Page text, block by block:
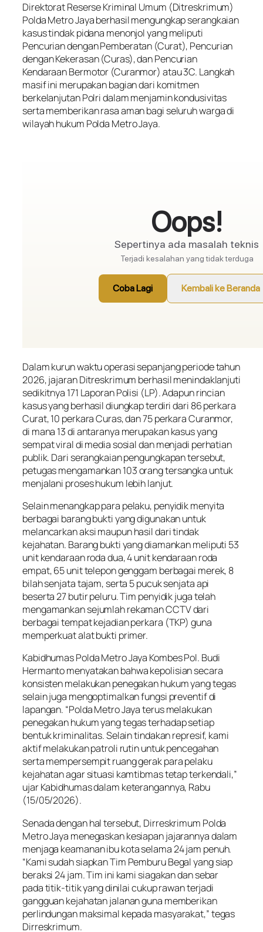
Direktorat Reserse Kriminal Umum (Ditreskrimum)
Polda Metro Jaya berhasil mengungkap serangkaian
kasus tindak pidana menonjol yang meliputi
Pencurian dengan Pemberatan (Curat), Pencurian
dengan Kekerasan (Curas), dan Pencurian
Kendaraan Bermotor (Curanmor) atau 3C. Langkah
masif ini merupakan bagian dari komitmen
berkelanjutan Polri dalam menjamin kondusivitas
serta memberikan rasa aman bagi seluruh warga di
wilayah hukum Polda Metro Jaya.
Dalam kurun waktu operasi sepanjang periode tahun
2026, jajaran Ditreskrimum berhasil menindaklanjuti
sedikitnya 171 Laporan Polisi (LP). Adapun rincian
kasus yang berhasil diungkap terdiri dari 86 perkara
Curat, 10 perkara Curas, dan 75 perkara Curanmor,
di mana 13 di antaranya merupakan kasus yang
sempat viral di media sosial dan menjadi perhatian
publik. Dari serangkaian pengungkapan tersebut,
petugas mengamankan 103 orang tersangka untuk
menjalani proses hukum lebih lanjut.
Selain menangkap para pelaku, penyidik menyita
berbagai barang bukti yang digunakan untuk
melancarkan aksi maupun hasil dari tindak
kejahatan. Barang bukti yang diamankan meliputi 53
unit kendaraan roda dua, 4 unit kendaraan roda
empat, 65 unit telepon genggam berbagai merek, 8
bilah senjata tajam, serta 5 pucuk senjata api
beserta 27 butir peluru. Tim penyidik juga telah
mengamankan sejumlah rekaman CCTV dari
berbagai tempat kejadian perkara (TKP) guna
memperkuat alat bukti primer.
Kabidhumas Polda Metro Jaya Kombes Pol. Budi
Hermanto menyatakan bahwa kepolisian secara
konsisten melakukan penegakan hukum yang tegas
selain juga mengoptimalkan fungsi preventif di
lapangan. “Polda Metro Jaya terus melakukan
penegakan hukum yang tegas terhadap setiap
bentuk kriminalitas. Selain tindakan represif, kami
aktif melakukan patroli rutin untuk pencegahan
serta mempersempit ruang gerak para pelaku
kejahatan agar situasi kamtibmas tetap terkendali,”
ujar Kabidhumas dalam keterangannya, Rabu
(15/05/2026).
Senada dengan hal tersebut, Dirreskrimum Polda
Metro Jaya menegaskan kesiapan jajarannya dalam
menjaga keamanan ibu kota selama 24 jam penuh.
“Kami sudah siapkan Tim Pemburu Begal yang siap
beraksi 24 jam. Tim ini kami siagakan dan sebar
pada titik-titik yang dinilai cukup rawan terjadi
gangguan kejahatan jalanan guna memberikan
perlindungan maksimal kepada masyarakat,” tegas
Dirreskrimum.